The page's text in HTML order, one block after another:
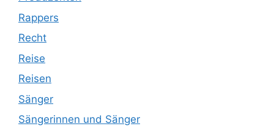
Rappers
Recht
Reise
Reisen
Sänger
Sängerinnen und Sänger